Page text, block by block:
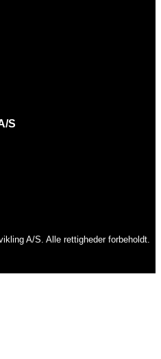
S
A/S. Alle rettigheder forbeholdt.